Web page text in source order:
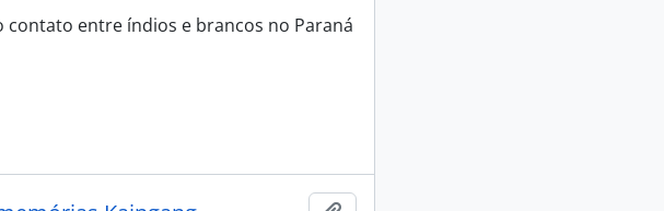
contato entre índios e brancos no Paraná